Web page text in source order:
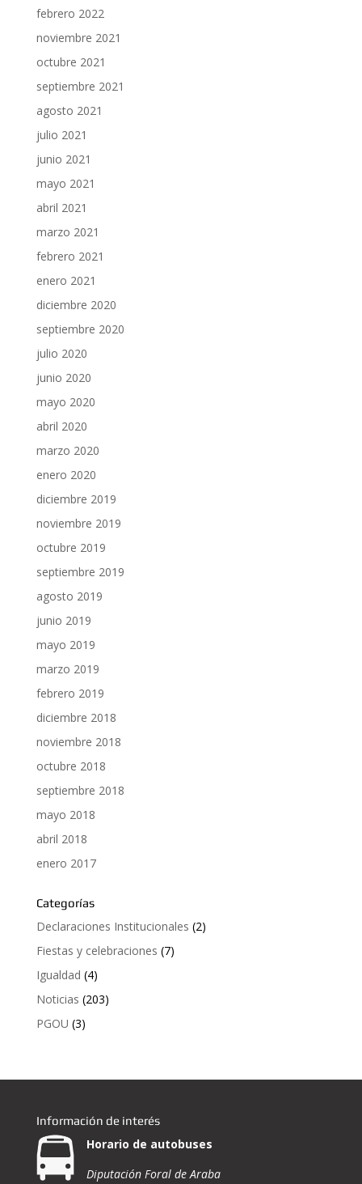
febrero 2022
noviembre 2021
octubre 2021
septiembre 2021
agosto 2021
julio 2021
junio 2021
mayo 2021
abril 2021
marzo 2021
febrero 2021
enero 2021
diciembre 2020
septiembre 2020
julio 2020
junio 2020
mayo 2020
abril 2020
marzo 2020
enero 2020
diciembre 2019
noviembre 2019
octubre 2019
septiembre 2019
agosto 2019
junio 2019
mayo 2019
marzo 2019
febrero 2019
diciembre 2018
noviembre 2018
octubre 2018
septiembre 2018
mayo 2018
abril 2018
enero 2017
Categorías
Declaraciones Institucionales (2)
Fiestas y celebraciones (7)
Igualdad (4)
Noticias (203)
PGOU (3)
Información de interés
Horario de autobuses
Diputación Foral de Araba